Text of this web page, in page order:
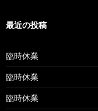
最近の投稿
臨時休業
臨時休業
臨時休業